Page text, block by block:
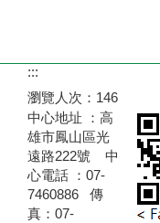
:::
瀏覽人次： 146
中心地址 ：高
雄市鳳山區光
遠路222號 中
心電話 ：07-
7460886 傳
真：07-